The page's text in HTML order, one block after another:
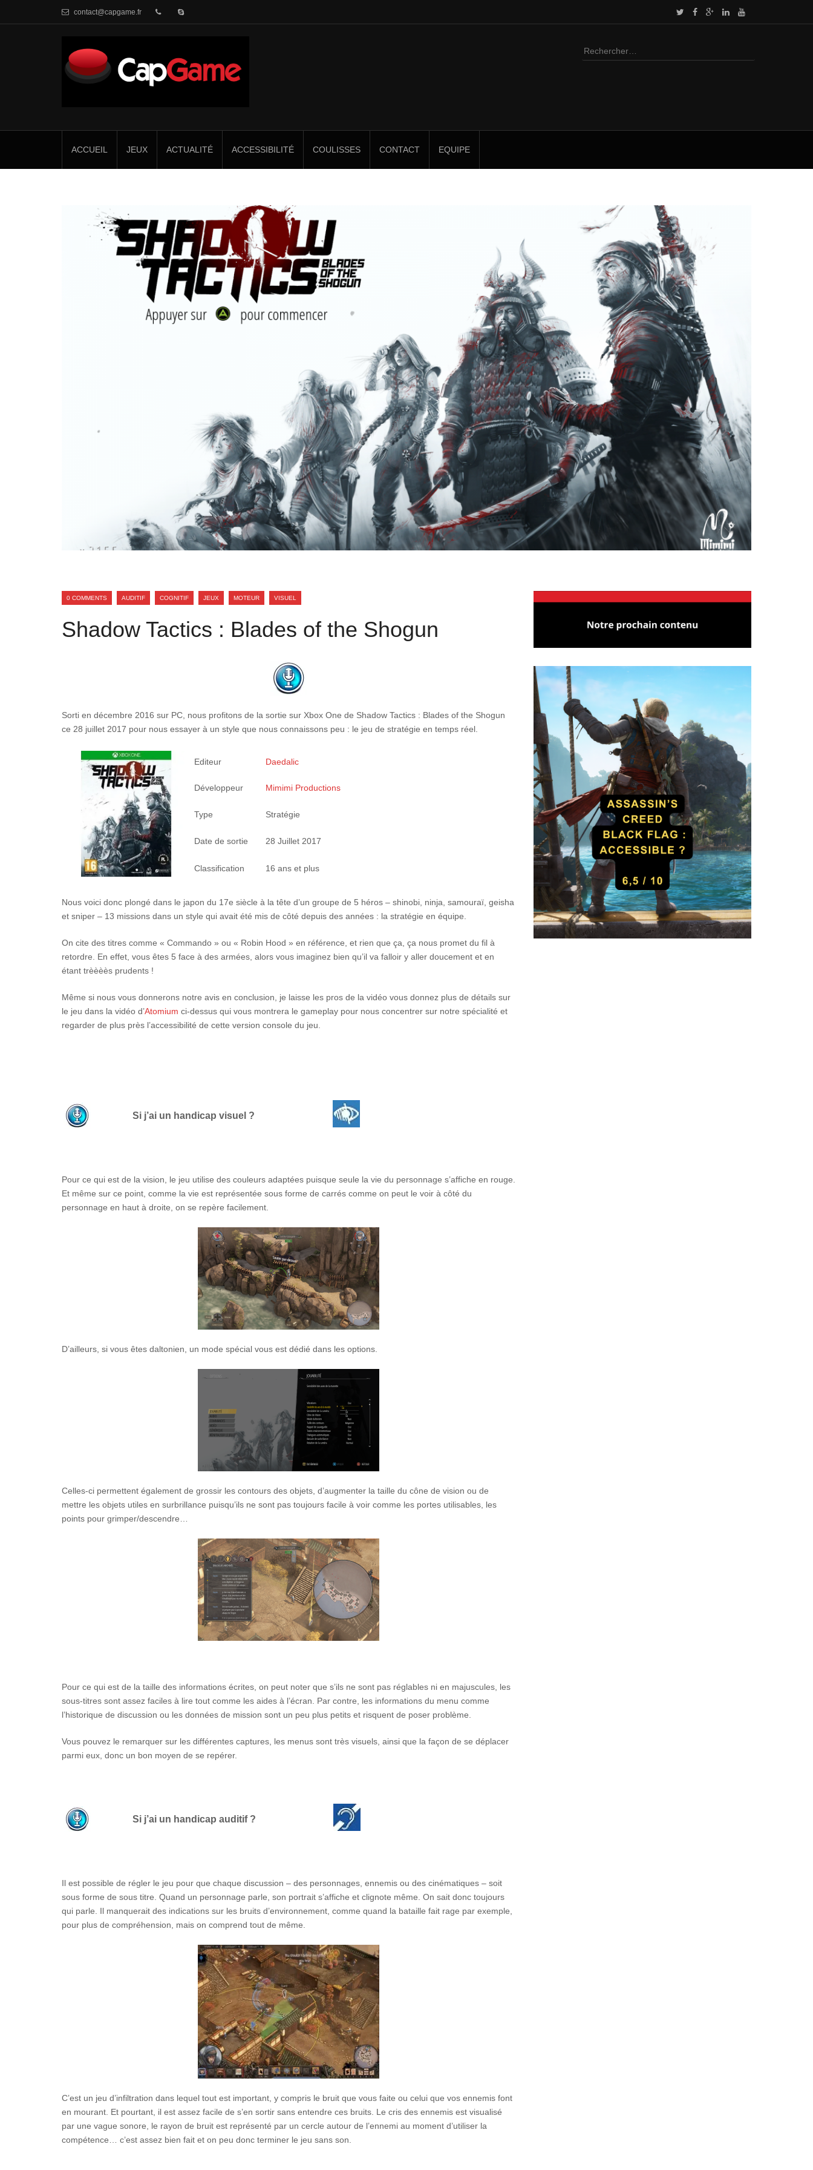
contact@capgame.fr
Rechercher :
ACCUEIL JEUX ACTUALITÉ ACCESSIBILITÉ COULISSES CONTACT EQUIPE
0 COMMENTS AUDITIF COGNITIF JEUX MOTEUR VISUEL
Shadow Tactics : Blades of the Shogun
Sorti en décembre 2016 sur PC, nous profitons de la sortie sur Xbox One de Shadow Tactics : Blades of the Shogun
ce 28 juillet 2017 pour nous essayer à un style que nous connaissons peu : le jeu de stratégie en temps réel.
Editeur Daedalic
Développeur Mimimi Productions
Type Stratégie
Date de sortie 28 Juillet 2017
Classification 16 ans et plus
Nous voici donc plongé dans le japon du 17e siècle à la tête d’un groupe de 5 héros – shinobi, ninja, samouraï, geisha
et sniper – 13 missions dans un style qui avait été mis de côté depuis des années : la stratégie en équipe.
On cite des titres comme « Commando » ou « Robin Hood » en référence, et rien que ça, ça nous promet du fil à
retordre. En effet, vous êtes 5 face à des armées, alors vous imaginez bien qu’il va falloir y aller doucement et en
étant trèèèès prudents !
Même si nous vous donnerons notre avis en conclusion, je laisse les pros de la vidéo vous donnez plus de détails sur
le jeu dans la vidéo d’Atomium ci-dessus qui vous montrera le gameplay pour nous concentrer sur notre spécialité et
regarder de plus près l’accessibilité de cette version console du jeu.
Si j’ai un handicap visuel ?
Pour ce qui est de la vision, le jeu utilise des couleurs adaptées puisque seule la vie du personnage s’affiche en rouge.
Et même sur ce point, comme la vie est représentée sous forme de carrés comme on peut le voir à côté du
personnage en haut à droite, on se repère facilement.
D’ailleurs, si vous êtes daltonien, un mode spécial vous est dédié dans les options.
Celles-ci permettent également de grossir les contours des objets, d’augmenter la taille du cône de vision ou de
mettre les objets utiles en surbrillance puisqu’ils ne sont pas toujours facile à voir comme les portes utilisables, les
points pour grimper/descendre…
Pour ce qui est de la taille des informations écrites, on peut noter que s’ils ne sont pas réglables ni en majuscules, les
sous-titres sont assez faciles à lire tout comme les aides à l’écran. Par contre, les informations du menu comme
l’historique de discussion ou les données de mission sont un peu plus petits et risquent de poser problème.
Vous pouvez le remarquer sur les différentes captures, les menus sont très visuels, ainsi que la façon de se déplacer
parmi eux, donc un bon moyen de se repérer.
Si j’ai un handicap auditif ?
Il est possible de régler le jeu pour que chaque discussion – des personnages, ennemis ou des cinématiques – soit
sous forme de sous titre. Quand un personnage parle, son portrait s’affiche et clignote même. On sait donc toujours
qui parle. Il manquerait des indications sur les bruits d’environnement, comme quand la bataille fait rage par exemple,
pour plus de compréhension, mais on comprend tout de même.
C’est un jeu d’infiltration dans lequel tout est important, y compris le bruit que vous faite ou celui que vos ennemis font
en mourant. Et pourtant, il est assez facile de s’en sortir sans entendre ces bruits. Le cris des ennemis est visualisé
par une vague sonore, le rayon de bruit est représenté par un cercle autour de l’ennemi au moment d’utiliser la
compétence… c’est assez bien fait et on peu donc terminer le jeu sans son.